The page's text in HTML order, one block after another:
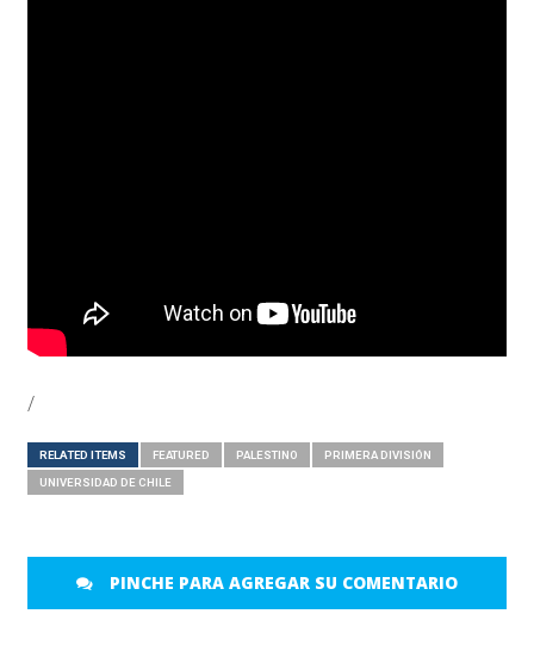
/
RELATED ITEMS FEATURED PALESTINO PRIMERA DIVISIÓN
UNIVERSIDAD DE CHILE
PINCHE PARA AGREGAR SU COMENTARIO